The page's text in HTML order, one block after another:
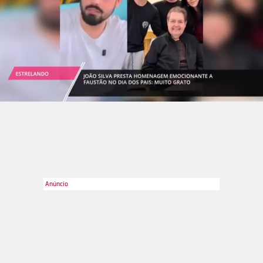
informações, a mãe biológica de Josué não tinha condições
de cuidar dele com o pequeno, e ela era conhecida de Cyntia,
ex-funcionária da família Poncio que intermediou o contato
entre ela e Sarah no início do processo de adoção. Em 31 de
janeiro de 2022, no entanto, a mãe biológica voltou atrás da
decisão de disse que devolveira o filho para Sarah, já que o
pequeno não se adaptou à vida longe da família que o criou.
Se você está meio perdido, querendo saber quem é a família